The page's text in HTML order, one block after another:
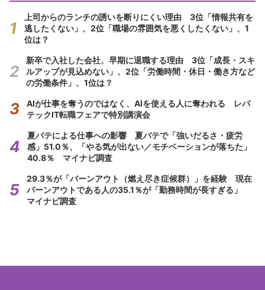
上司からのランチの誘いを断りにくい理由 3位「情報共有を
逃したくない」、2位「職場の雰囲気を悪くしたくない」、1
位は？
新卒で入社した会社、早期に退職する理由 3位「成長・スキ
ルアップが見込めない」、2位「労働時間・休日・働き方など
の労働条件」、1位は？
AIが仕事を奪うのではなく、AIを使える人に奪われる レバ
テックIT転職フェアで特別講演会
夏バテによる仕事への影響 夏バテで「強いだるさ・疲労
感」51.0％、「やる気が出ない／モチベーションが落ちた」
40.8％ マイナビ調査
29.3％が「バーンアウト（燃え尽き症候群）」を経験 現在
バーンアウトである人の35.1％が「勤務時間が長すぎる」
マイナビ調査